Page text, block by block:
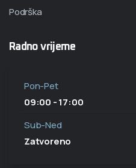
Podrška
Radno vrijeme
Pon-Pet
09:00 - 17:00
Sub-Ned
Zatvoreno